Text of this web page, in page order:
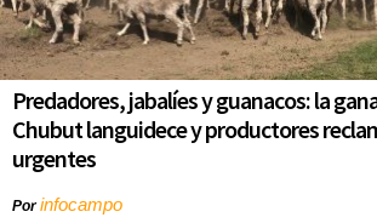
Predadores, jabalíes y guanacos: la
Chubut languidece y productores
urgentes
Porinfocampo